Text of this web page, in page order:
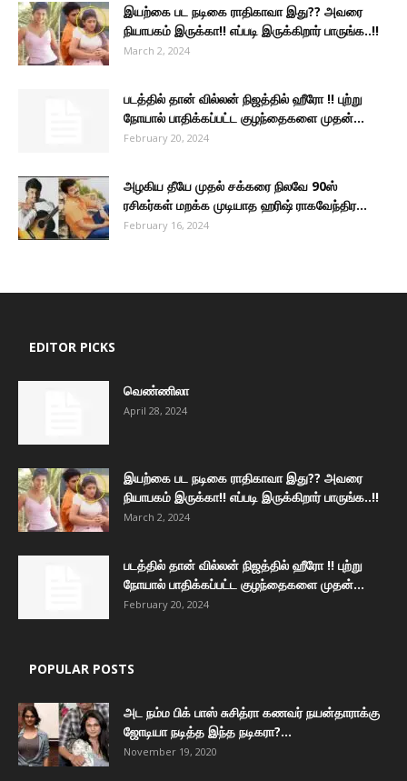
இயற்கை பட நடிகை ராதிகாவா இது?? அவரை
நியாபகம் இருக்கா!! எப்படி இருக்கிறார் பாருங்க..!!
March 2, 2024
படத்தில் தான் வில்லன் நிஜத்தில் ஹீரோ !! புற்று
நோயால் பாதிக்கப்பட்ட குழந்தைகளை முதன்...
February 20, 2024
அழகிய தீயே முதல் சக்கரை நிலவே 90ஸ்
ரசிகர்கள் மறக்க முடியாத ஹரிஷ் ராகவேந்திர...
February 16, 2024
EDITOR PICKS
வெண்ணிலா
April 28, 2024
இயற்கை பட நடிகை ராதிகாவா இது?? அவரை
நியாபகம் இருக்கா!! எப்படி இருக்கிறார் பாருங்க..!!
March 2, 2024
படத்தில் தான் வில்லன் நிஜத்தில் ஹீரோ !! புற்று
நோயால் பாதிக்கப்பட்ட குழந்தைகளை முதன்...
February 20, 2024
POPULAR POSTS
அட நம்ம பிக் பாஸ் சுசித்ரா கணவர் நயன்தாராக்கு
ஜோடியா நடித்த இந்த நடிகரா?...
November 19, 2020